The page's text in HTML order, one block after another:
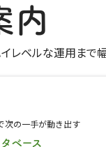
内
レベルな運⽤まで幅
次の一手が動き出す
ベース